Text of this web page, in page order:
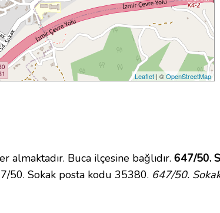
Leaflet | ©OpenStreetMap
Buca ilçesine bağlıdır. 647/50.
Sokak posta kodu 35380. 647/50.